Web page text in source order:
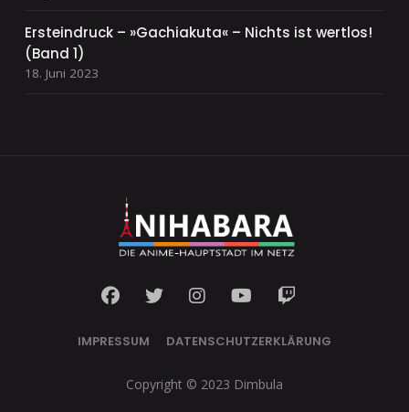
Ersteindruck – »Gachiakuta« – Nichts ist wertlos!
(Band 1)
18. Juni 2023
IMPRESSUM DATENSCHUTZERKLÄRUNG
Copyright © 2023 Dimbula